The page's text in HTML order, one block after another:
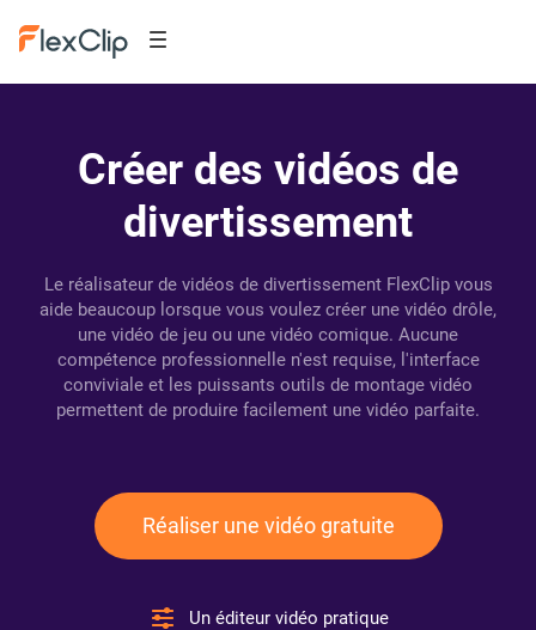
Créer des vidéos de
divertissement
Le réalisateur de vidéos de divertissement FlexClip vous
aide beaucoup lorsque vous voulez créer une vidéo drôle,
une vidéo de jeu ou une vidéo comique. Aucune
compétence professionnelle n'est requise, l'interface
conviviale et les puissants outils de montage vidéo
permettent de produire facilement une vidéo parfaite.
Réaliser une vidéo gratuite
Un éditeur vidéo pratique